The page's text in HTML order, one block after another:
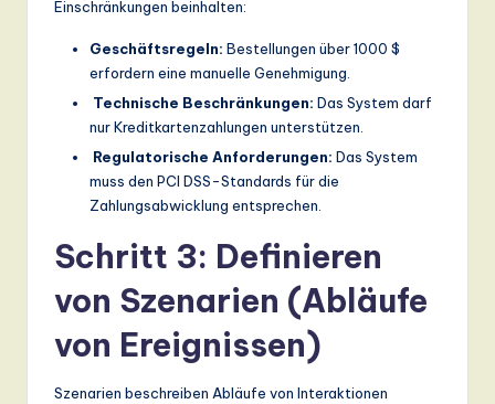
Einschränkungen beinhalten:
Geschäftsregeln: Bestellungen über 1000 $
erfordern eine manuelle Genehmigung.
Technische Beschränkungen: Das System darf
nur Kreditkartenzahlungen unterstützen.
Regulatorische Anforderungen: Das System
muss den PCI DSS-Standards für die
Zahlungsabwicklung entsprechen.
Schritt 3: Definieren
von Szenarien (Abläufe
von Ereignissen)
Szenarien beschreiben Abläufe von Interaktionen